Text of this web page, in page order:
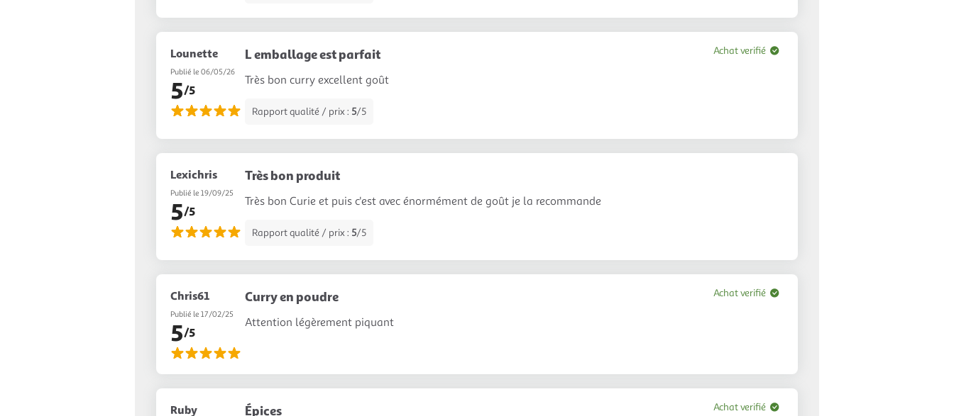
Lounette
Publié le 06/05/26
5/5
L emballage est parfait
Très bon curry excellent goût
Rapport qualité / prix : 5/5
Achat verifié
Lexichris
Publié le 19/09/25
5/5
Très bon produit
Très bon Curie et puis c'est avec énormément de goût je la recommande
Rapport qualité / prix : 5/5
Chris61
Publié le 17/02/25
5/5
Curry en poudre
Attention légèrement piquant
Achat verifié
Ruby Épices Achat verifié